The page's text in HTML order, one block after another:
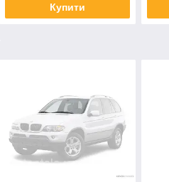
Купити